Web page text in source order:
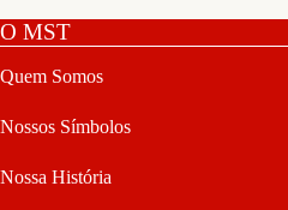
O MST
Quem Somos
Nossos Símbolos
Nossa História